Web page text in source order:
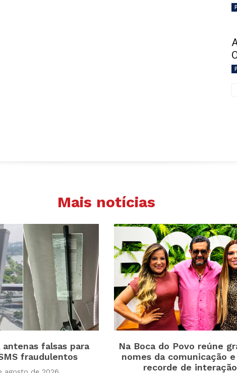
Mais notícias
antenas falsas para
fraudulentos
Na Boca do Povo reúne
nomes da comunicação
recorde de interação